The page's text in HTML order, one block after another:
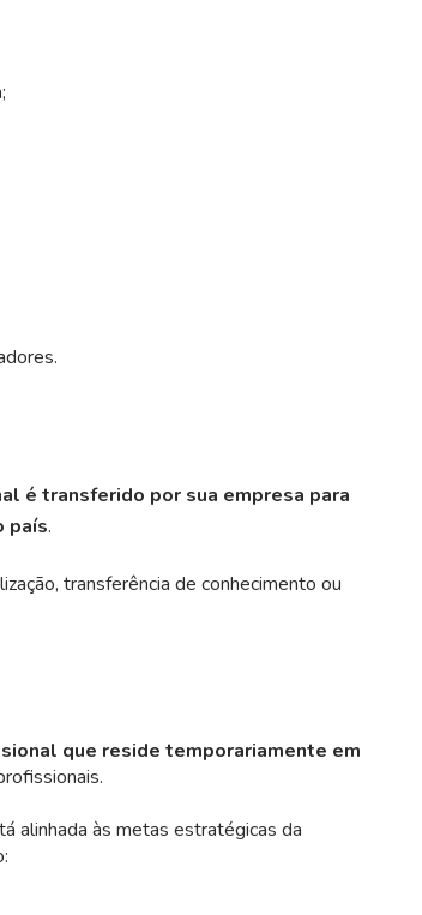
é transferido por sua empresa para
país.
transferência de conhecimento ou
que reside temporariamente em
alinhada às metas estratégicas da